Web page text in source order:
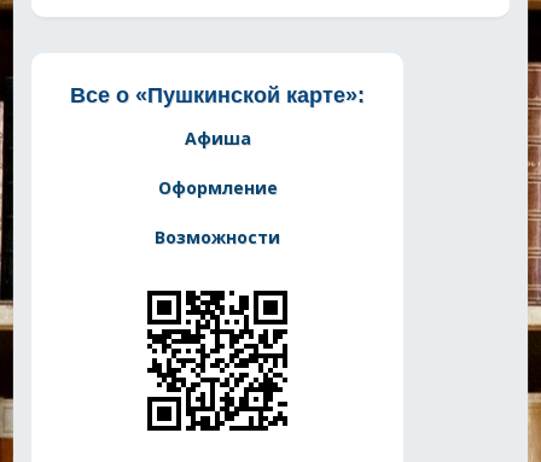
Все о «Пушкинской карте»:
Афиша
Оформление
Возможности